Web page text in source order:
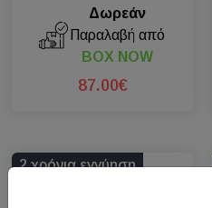
Δωρεάν
Παραλαβή από
BOX NOW
87.00€
2 χρόνια εγγύηση